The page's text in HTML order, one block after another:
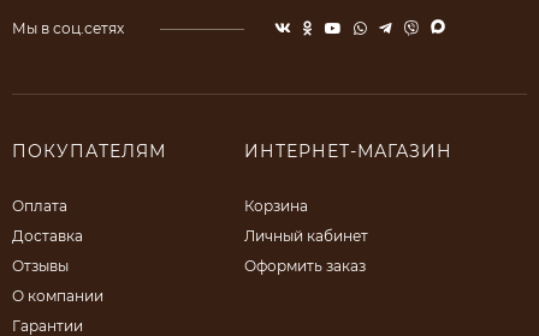
Мы в соц.сетях
ПОКУПАТЕЛЯМ
Оплата
Доставка
Отзывы
О компании
Гарантии
ИНТЕРНЕТ-МАГАЗИН
Корзина
Личный кабинет
Оформить заказ